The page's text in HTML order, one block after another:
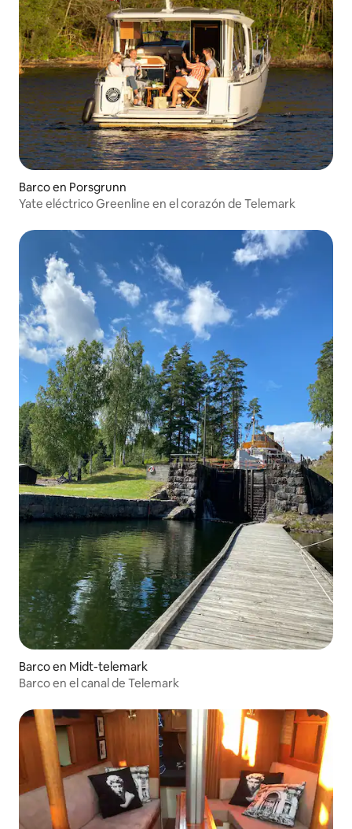
Barco en Porsgrunn
Yate eléctrico Greenline en el corazón de Telemark
Barco en Midt-telemark
Barco en el canal de Telemark